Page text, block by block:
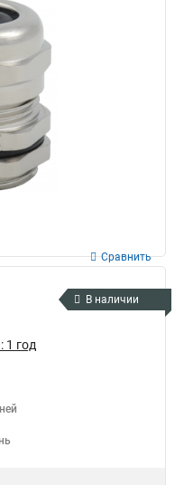
Сравнить
В наличии
1 год